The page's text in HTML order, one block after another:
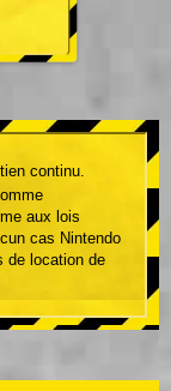
continu.
aux lois
cas Nintendo
de location de